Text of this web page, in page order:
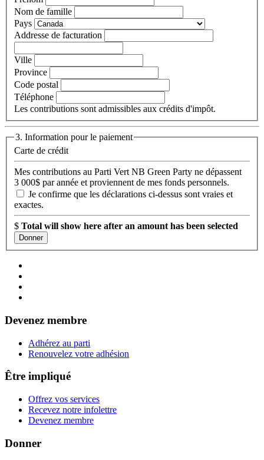
Nom de famille
Pays
Addresse de facturation
Ville
Province
Code postal
Téléphone
Les contributions sont admissibles aux crédits d'impôt.
3. Information pour le paiement
Carte de crédit
Mes contributions au Parti Vert NB Green Party ne dépassent
3 000$ par année et proviennent de mes fonds personnels.
Je confirme que les déclarations ci-dessus sont vraies et
exactes.
$ Total will show here after an amount has been selected
Devenez membre
Adhérez au parti
Renouvelez votre adhésion
Être impliqué
Offrez vos services
Recevez notre infolettre
Devenez membre
Donner